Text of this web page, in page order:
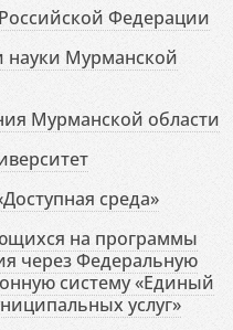
Федерации
науки Мурманской
Мурманской области
среда»
на программы
через Федеральную
систему «Единый
услуг»